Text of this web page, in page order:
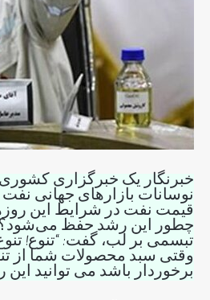
خبرنگار یک خبرگزاری کشوری
نوسانات بازارهای جهانی
قیمت نفت در شرایط این
چطور این رشد حفظ می‌شود؟”
تبسمی بر لب، گفت: “تنوع!
وقتی سبد محصولات شما از
برخوردار باشد می توانید